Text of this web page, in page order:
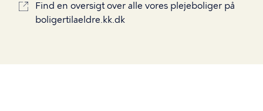
Find en oversigt over alle vores plejeboliger på
boligertilaeldre.kk.dk